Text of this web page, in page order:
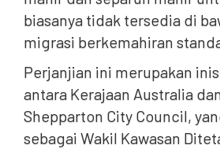
biasanya tidak tersedia di
migrasi berkemahiran
Perjanjian ini merupakan
antara Kerajaan Australia
Shepparton City Council,
sebagai Wakil Kawasan